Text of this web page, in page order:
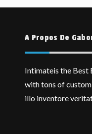
A Propos De
Intimateis the Best
with tons of
illo inventore